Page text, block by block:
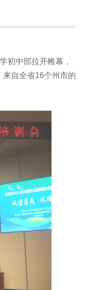
初中部拉开帷幕，
自全省16个州市的